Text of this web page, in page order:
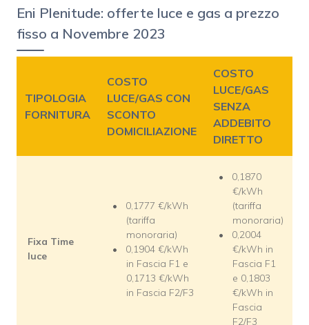
Eni Plenitude: offerte luce e gas a prezzo
fisso a Novembre 2023
TIPOLOGIA
FORNITURA
COSTO
LUCE/GAS CON
SCONTO
DOMICILIAZIONE
COSTO
LUCE/GAS
SENZA
ADDEBITO
DIRETTO
Fixa Time
luce
0,1777 €/kWh
(tariffa
monoraria)
0,1904 €/kWh
in Fascia F1 e
0,1713 €/kWh
in Fascia F2/F3
0,1870
€/kWh
(tariffa
monoraria)
0,2004
€/kWh in
Fascia F1
e 0,1803
€/kWh in
Fascia
F2/F3